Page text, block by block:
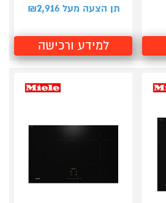
תן הצעה מעל ₪ 2,916
למידע ורכישה